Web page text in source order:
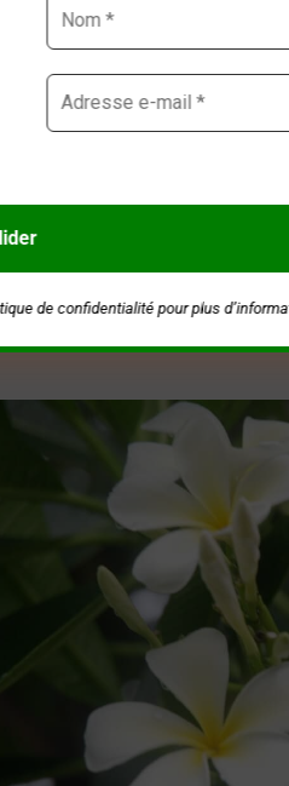
Le Monoï au parfum culte : le
la référence de tous les
le plus massivement
sûre par excellence, il
et la zénitude absolue…
de confidentialité pour plus